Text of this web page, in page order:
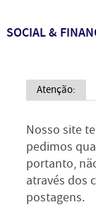
SOCIAL &
Atenção:
Nosso site
pedimos
portanto,
através dos
postagens.